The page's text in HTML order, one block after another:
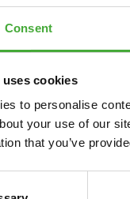
Consent
cookies
to personalise
your use of our
that you’ve